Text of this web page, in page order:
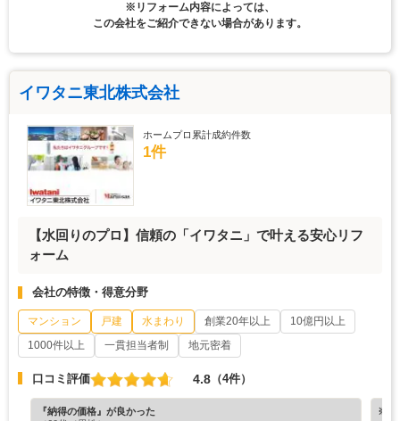
※リフォーム内容によっては、
この会社をご紹介できない場合があります。
イワタニ東北株式会社
ホームプロ累計成約件数
1件
【水回りのプロ】信頼の「イワタニ」で叶える安心リフ
ォーム
会社の特徴・得意分野
マンション 戸建 水まわり 創業20年以上
10億円以上
1000件以上
一貫担当者制 地元密着
口コミ評価 4.8 （4件）
『納得の価格』が良かった
※ホ